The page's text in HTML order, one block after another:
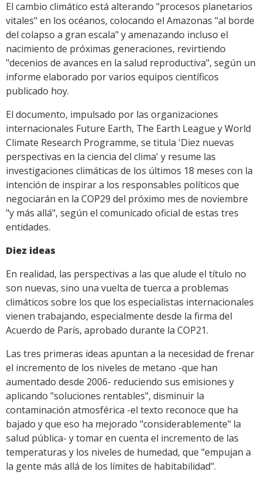
Link
El cambio climático está alterando "procesos planetarios
vitales" en los océanos, colocando el Amazonas "al borde
del colapso a gran escala" y amenazando incluso el
nacimiento de próximas generaciones, revirtiendo
"decenios de avances en la salud reproductiva", según un
informe elaborado por varios equipos científicos
publicado hoy.
El documento, impulsado por las organizaciones
internacionales Future Earth, The Earth League y World
Climate Research Programme, se titula 'Diez nuevas
perspectivas en la ciencia del clima' y resume las
investigaciones climáticas de los últimos 18 meses con la
intención de inspirar a los responsables políticos que
negociarán en la COP29 del próximo mes de noviembre
"y más allá", según el comunicado oficial de estas tres
entidades.
Diez ideas
En realidad, las perspectivas a las que alude el título no
son nuevas, sino una vuelta de tuerca a problemas
climáticos sobre los que los especialistas internacionales
vienen trabajando, especialmente desde la firma del
Acuerdo de París, aprobado durante la COP21.
Las tres primeras ideas apuntan a la necesidad de frenar
el incremento de los niveles de metano -que han
aumentado desde 2006- reduciendo sus emisiones y
aplicando "soluciones rentables", disminuir la
contaminación atmosférica -el texto reconoce que ha
bajado y que eso ha mejorado "considerablemente" la
salud pública- y tomar en cuenta el incremento de las
temperaturas y los niveles de humedad, que "empujan a
la gente más allá de los límites de habitabilidad".